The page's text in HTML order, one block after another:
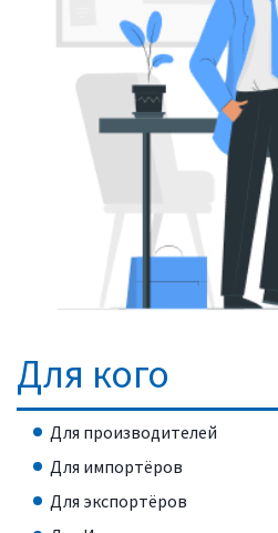
Для кого
Для производителей
Для импортёров
Для экспортёров